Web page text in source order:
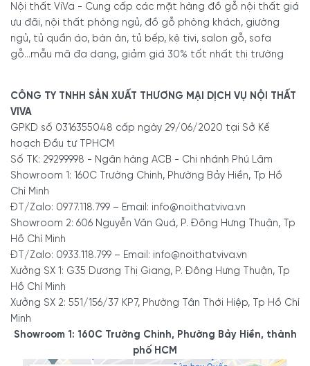
Nội thất ViVa - Cung cấp các mặt hàng đồ gỗ nội thất giá
ưu đãi, nội thất phòng ngủ, đồ gỗ phòng khách, giường
ngủ, tủ quần áo, bàn ăn, tủ bếp, kệ tivi, salon gỗ, sofa
gỗ...mẫu mã đa dạng, giảm giá 30% tốt nhất thị trường
CÔNG TY TNHH SẢN XUẤT THƯƠNG MẠI DỊCH VỤ NỘI THẤT
VIVA
GPKD số 0316355048 cấp ngày 29/06/2020 tại Sở Kế
hoạch Đầu tư TPHCM
Số TK: 29299998 - Ngân hàng ACB - Chi nhánh Phú Lâm
Showroom 1: 160C Trường Chinh, Phường Bảy Hiền, Tp Hồ
Chí Minh
ĐT/Zalo: 0977.118.799 – Email: info@noithatviva.vn
Showroom 2: 606 Nguyễn Văn Quá, P. Đông Hưng Thuận, Tp
Hồ Chí Minh
ĐT/Zalo: 0933.118.799 – Email: info@noithatviva.vn
Xưởng SX 1: G35 Dương Thị Giang, P. Đông Hưng Thuận, Tp
Hồ Chí Minh
Xưởng SX 2: 551/156/37 KP7, Phường Tân Thới Hiệp, Tp Hồ Chí
Minh
Showroom 1: 160C Trường Chinh, Phường Bảy Hiền, thành
phố HCM